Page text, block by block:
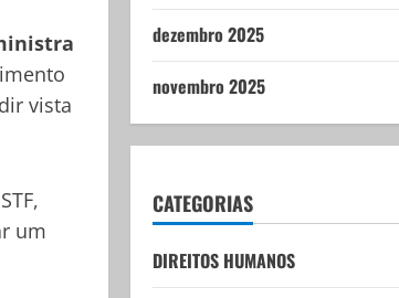
vista
um
dezembro 2025
novembro 2025
CATEGORIAS
DIREITOS HUMANOS